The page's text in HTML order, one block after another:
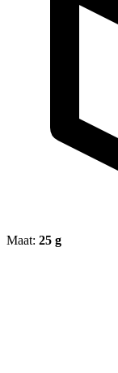
Maat: 25 g